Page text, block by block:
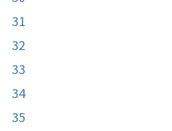
31
32
33
34
35